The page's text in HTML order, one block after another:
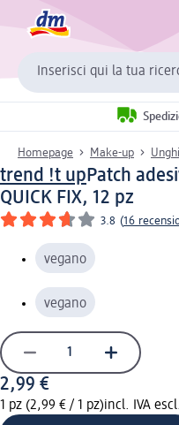
Inserisci qui la tua
Homepage Make-up
trend !t upPatch
QUICK FIX, 12 pz
3.8 (16
vegano
vegano
2,99 €
1 pz (2,99 € / 1 pz)incl. IVA escl.